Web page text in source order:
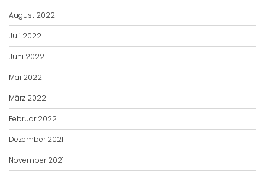
August 2022
Juli 2022
Juni 2022
Mai 2022
März 2022
Februar 2022
Dezember 2021
November 2021